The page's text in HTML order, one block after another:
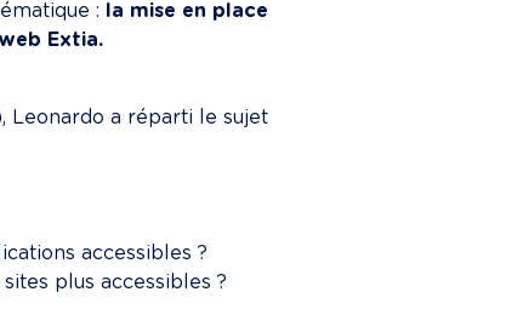
:
la mise en place
Extia.
Leonardo a réparti le sujet
accessibles ?
plus accessibles ?